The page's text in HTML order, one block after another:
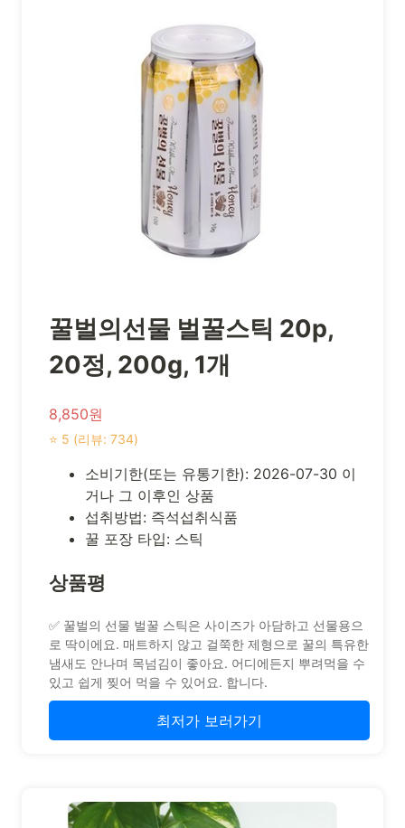
꿀벌의선물 벌꿀스틱 20p,
20정, 200g, 1개
8,850원
⭐ 5 (리뷰: 734)
소비기한(또는 유통기한): 2026-07-30 이
거나 그 이후인 상품
섭취방법: 즉석섭취식품
꿀 포장 타입: 스틱
상품평
✅ 꿀벌의 선물 벌꿀 스틱은 사이즈가 아담하고 선물용으
로 딱이에요. 매트하지 않고 걸쭉한 제형으로 꿀의 특유한
냄새도 안나며 목넘김이 좋아요. 어디에든지 뿌려먹을 수
있고 쉽게 찢어 먹을 수 있어요. 합니다.
최저가 보러가기